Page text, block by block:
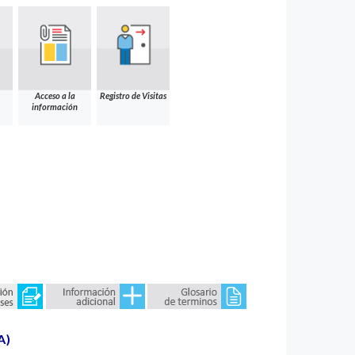
Acceso a la
información
Registro de Visitas